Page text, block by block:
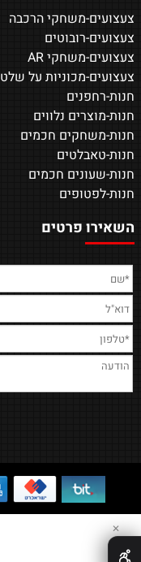
צעצועים-משחקי הרכבה
צעצועים-רובוטים
צעצועים-משחקי AR
צעצועים-מכוניות על שלט
חנות-רחפנים
חנות-מוצרים נלווים
חנות-משחקים חכמים
חנות-טאבלטים
חנות-שעונים חכמים
חנות-לפטופים
השאירו פרטים
✕